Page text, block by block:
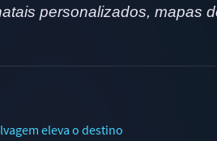
personalizados, mapas
eleva o destino